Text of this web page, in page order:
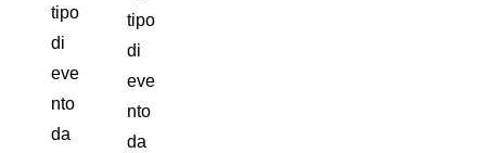
tipo
di
eve
nto
da
tipo
di
eve
nto
da